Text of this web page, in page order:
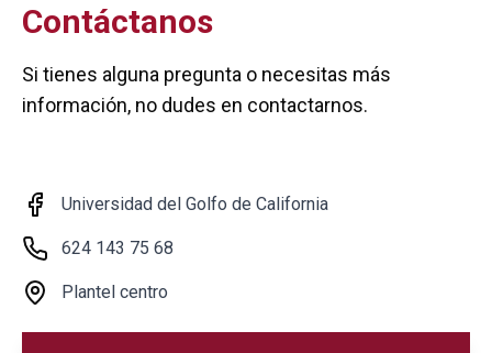
Contáctanos
Si tienes alguna pregunta o necesitas más
información, no dudes en contactarnos.
Universidad del Golfo de California
624 143 75 68
Plantel centro